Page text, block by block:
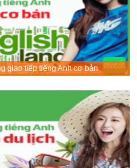
giao tiếp tiếng Anh cơ bản